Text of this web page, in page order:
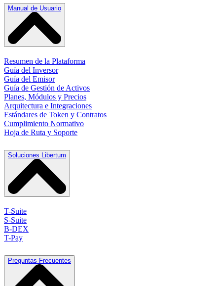
Manual de Usuario
Resumen de la Plataforma
Guía del Inversor
Guía del Emisor
Guía de Gestión de Activos
Planes, Módulos y Precios
Arquitectura e Integraciones
Estándares de Token y Contratos
Cumplimiento Normativo
Hoja de Ruta y Soporte
Soluciones Libertum
T-Suite
S-Suite
B-DEX
T-Pay
Preguntas Frecuentes